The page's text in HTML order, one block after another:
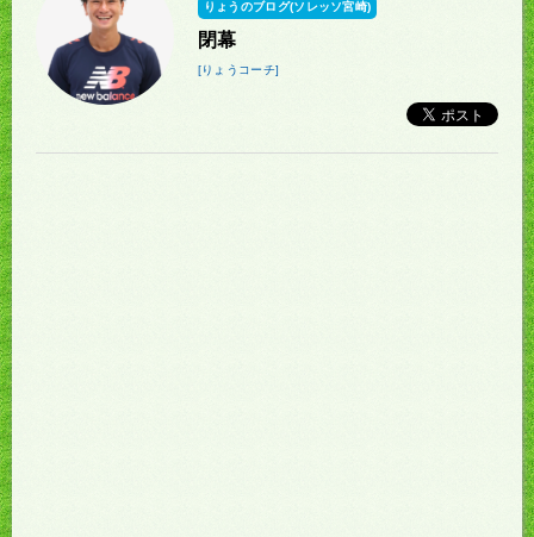
りょうのブログ(ソレッソ宮崎)
閉幕
[りょうコーチ]